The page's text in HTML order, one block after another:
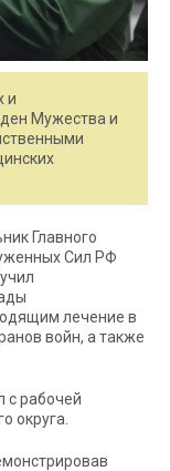
и
Мужества и
Главного
Сил РФ
лечение в
войн, а также
с рабочей
округа.